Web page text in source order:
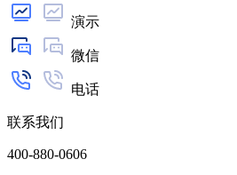
演示
微信
电话
联系我们
400-880-0606